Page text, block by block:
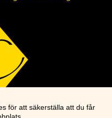
för att säkerställa att du får